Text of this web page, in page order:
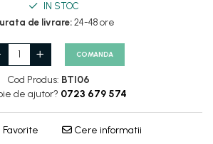
IN STOC
de livrare:24-48 ore
COMANDA
Cod Produs: BTI06
de ajutor? 0723 679 574
Cere informatii